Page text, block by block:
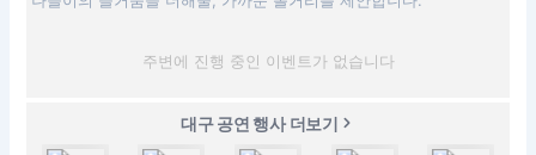
주변에 진행 중인 이벤트가 없습니다
대구 공연 행사 더보기